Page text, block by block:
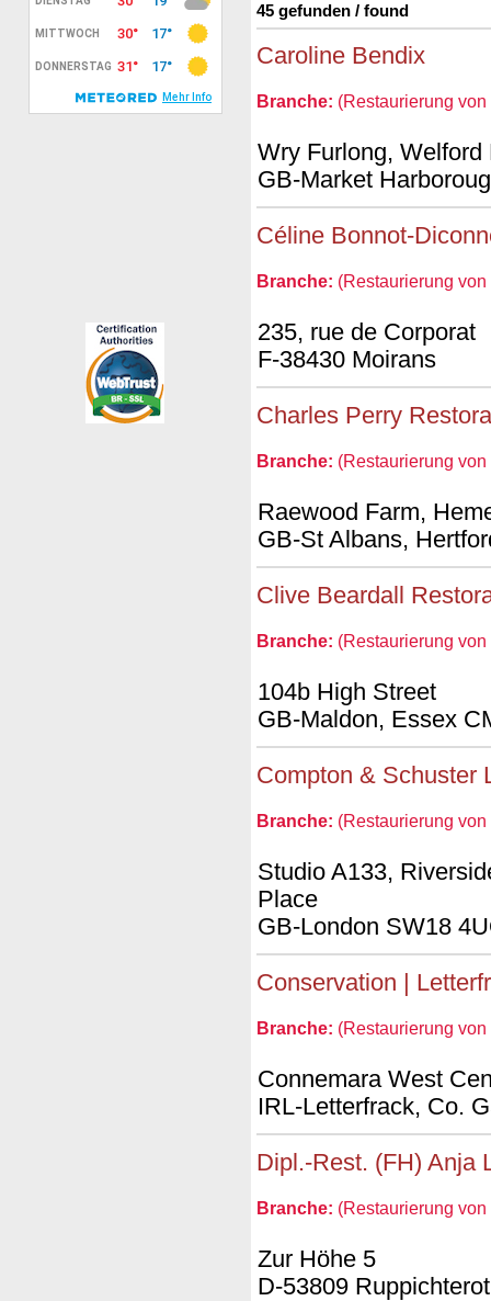
45 gefunden / found
Caroline Bendix
Branche: (Restaurierung
Wry Furlong, Welford
GB-Market
Céline Bonnot-
Branche: (Restaurierung
235, rue de Corporat
F-38430 Moirans
Charles Perry
Branche: (Restaurierung
Raewood Farm,
GB-St Albans,
Clive Beardall
Branche: (Restaurierung
104b High Street
GB-Maldon, Essex
Compton & Schuster
Branche: (Restaurierung
Studio A133,
Place
GB-London SW18
Conservation |
Branche: (Restaurierung
Connemara West
IRL-Letterfrack, Co.
Dipl.-Rest. (FH) Anja
Branche: (Restaurierung
Zur Höhe 5
D-53809